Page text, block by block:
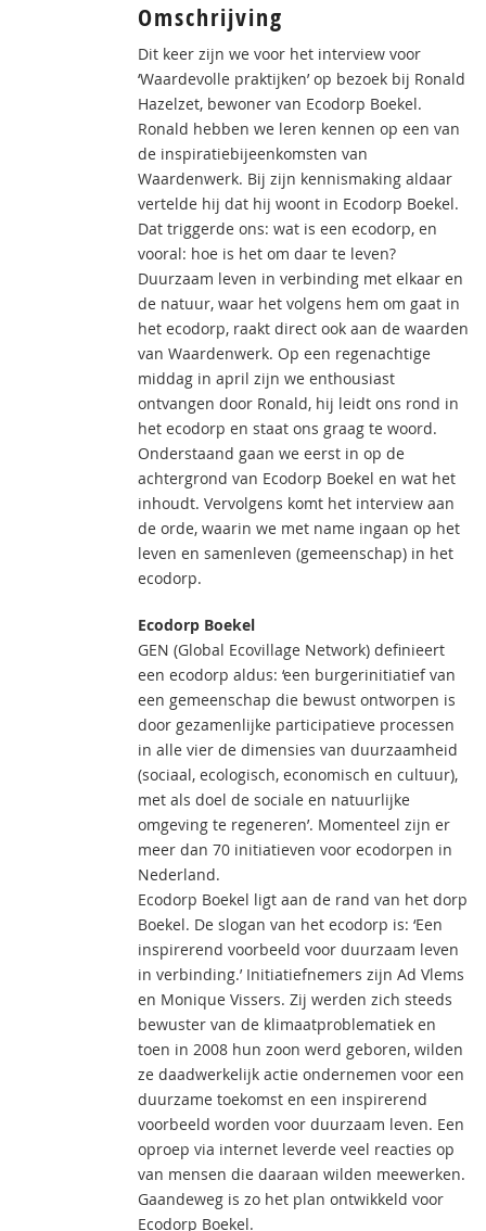
Omschrijving
Dit keer zijn we voor het interview voor
‘Waardevolle praktijken’ op bezoek bij Ronald
Hazelzet, bewoner van Ecodorp Boekel.
Ronald hebben we leren kennen op een van
de inspiratiebijeenkomsten van
Waardenwerk. Bij zijn kennismaking aldaar
vertelde hij dat hij woont in Ecodorp Boekel.
Dat triggerde ons: wat is een ecodorp, en
vooral: hoe is het om daar te leven?
Duurzaam leven in verbinding met elkaar en
de natuur, waar het volgens hem om gaat in
het ecodorp, raakt direct ook aan de waarden
van Waardenwerk. Op een regenachtige
middag in april zijn we enthousiast
ontvangen door Ronald, hij leidt ons rond in
het ecodorp en staat ons graag te woord.
Onderstaand gaan we eerst in op de
achtergrond van Ecodorp Boekel en wat het
inhoudt. Vervolgens komt het interview aan
de orde, waarin we met name ingaan op het
leven en samenleven (gemeenschap) in het
ecodorp.
Ecodorp Boekel
GEN (Global Ecovillage Network) definieert
een ecodorp aldus: ‘een burgerinitiatief van
een gemeenschap die bewust ontworpen is
door gezamenlijke participatieve processen
in alle vier de dimensies van duurzaamheid
(sociaal, ecologisch, economisch en cultuur),
met als doel de sociale en natuurlijke
omgeving te regeneren’. Momenteel zijn er
meer dan 70 initiatieven voor ecodorpen in
Nederland.
Ecodorp Boekel ligt aan de rand van het dorp
Boekel. De slogan van het ecodorp is: ‘Een
inspirerend voorbeeld voor duurzaam leven
in verbinding.’ Initiatiefnemers zijn Ad Vlems
en Monique Vissers. Zij werden zich steeds
bewuster van de klimaatproblematiek en
toen in 2008 hun zoon werd geboren, wilden
ze daadwerkelijk actie ondernemen voor een
duurzame toekomst en een inspirerend
voorbeeld worden voor duurzaam leven. Een
oproep via internet leverde veel reacties op
van mensen die daaraan wilden meewerken.
Gaandeweg is zo het plan ontwikkeld voor
Ecodorp Boekel.